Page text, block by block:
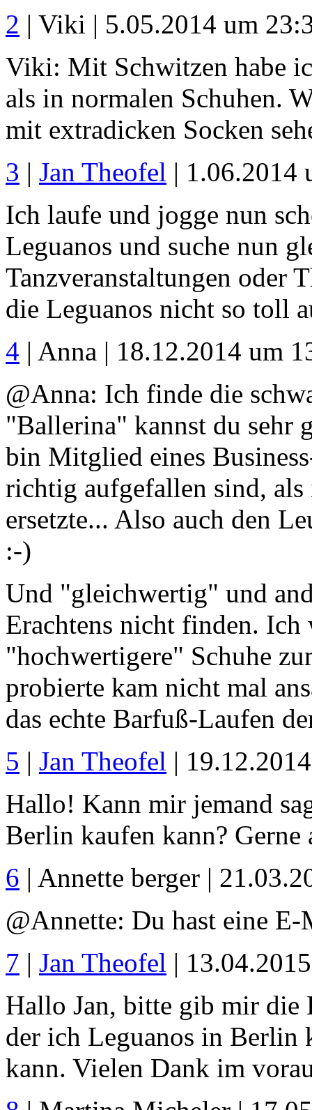
2 | Viki | 5.05.2014 um
Viki: Mit Schwitzen habe
als in normalen Schuhen.
mit extradicken Socken
3 | Jan Theofel | 1.06.2014
Ich laufe und jogge nun
Leguanos und suche nun
Tanzveranstaltungen oder
die Leguanos nicht so toll
4 | Anna | 18.12.2014 um
@Anna: Ich finde die
"Ballerina" kannst du sehr
bin Mitglied eines
richtig aufgefallen sind,
ersetzte... Also auch den
:-)
Und "gleichwertig" und
Erachtens nicht finden.
"hochwertigere" Schuhe
probierte kam nicht mal
das echte Barfuß-Laufen
5 | Jan Theofel |
Hallo! Kann mir jemand
Berlin kaufen kann? Gerne
6 | Annette berger |
@Annette: Du hast eine
7 | Jan Theofel |
Hallo Jan, bitte gib mir die
der ich Leguanos in Berlin
kann. Vielen Dank im